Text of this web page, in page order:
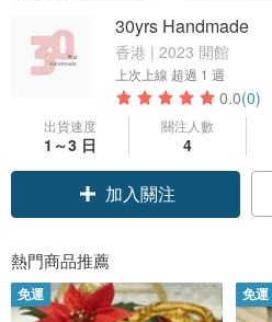
30yrs Handmade
香港 | 2023 開館
上次上線 超過 1 週
0.0(0)
出貨速度
1～3 日
關注人數
4
加入關注
熱門商品推薦
免運 免運